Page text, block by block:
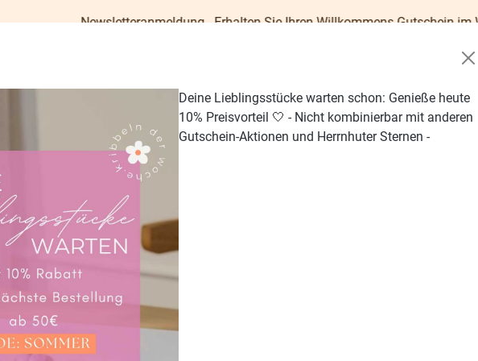
Newsletteranmeldung - Erhalten Sie Ihren Willkommens-Gutschein im Wert von
TISCH & KÜCHE GESCHENKE
Deine Lieblingsstücke warten schon: Genieße heute
10% Preisvorteil 🤍 - Nicht kombinierbar mit anderen
Gutschein-Aktionen und Herrnhuter Sternen -